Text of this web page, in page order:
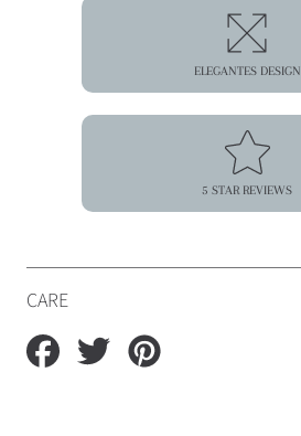
ELEGANTES DESIGN
5 STAR REVIEWS
CARE
Auf
Facebook
Auf
Twitter